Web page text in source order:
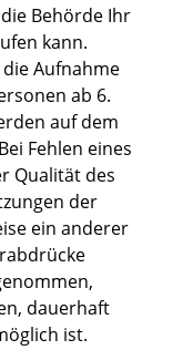
Behörde Ihr
kann.
Aufnahme
ab 6.
auf dem
Fehlen eines
Qualität des
der
ein anderer
dauerhaft
ist.